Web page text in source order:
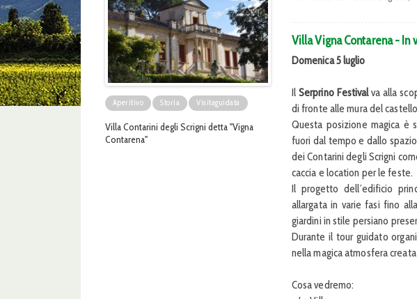
Aperitivo Storia Visitaguidata
Villa Contarini degli Scrigni detta "Vigna
Contarena"
Villa Vigna Contarena -
Domenica 5 luglio
Il Serprino Festivalva alla
di fronte alle mura del
Questa posizione magica è
fuori dal tempo e dallo
dei Contarini degli Scrigni
caccia e location per le feste.
Il progetto dell’edificio
allargata in varie fasi fino
giardini in stile persiano
Durante il tour guidato
nella magica atmosfera
Cosa vedremo: